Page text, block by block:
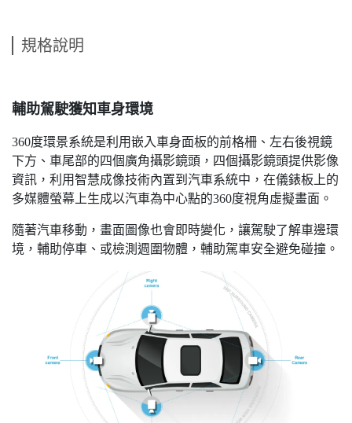
規格說明
輔助駕駛獲知車身環境
360度環景系統是利用嵌入車身面板的前格柵、左右後視鏡
下方、車尾部的四個廣角攝影鏡頭，四個攝影鏡頭提供影像
資訊，利用智慧成像技術內置到汽車系統中，在儀錶板上的
多媒體螢幕上生成以汽車為中心點的360度視角虛擬畫面。
隨著汽車移動，畫面圖像也會即時變化，讓駕駛了解車邊環
境，輔助停車、或檢測週圍物體，輔助駕車安全避免碰撞。